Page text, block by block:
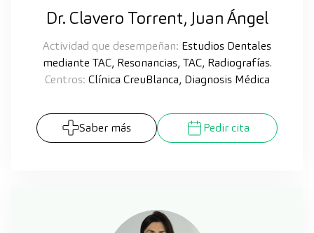
Dr. Clavero Torrent, Juan Ángel
Actividad que desempeñan: Estudios Dentales
mediante TAC, Resonancias, TAC, Radiografías.
Centros: Clínica CreuBlanca, Diagnosis Médica
Saber más Pedir cita